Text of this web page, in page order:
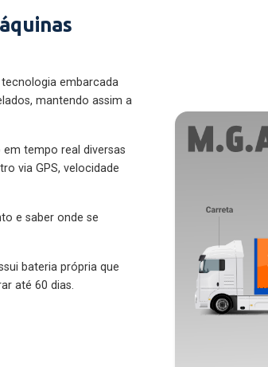
embarcada
mantendo assim a
tempo real diversas
via GPS, velocidade
e saber onde se
bateria própria que
até 60 dias.